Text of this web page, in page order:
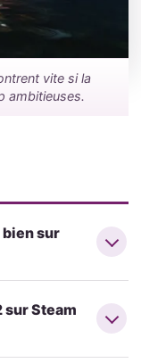
vite si la
ambitieuses.
sur
Steam